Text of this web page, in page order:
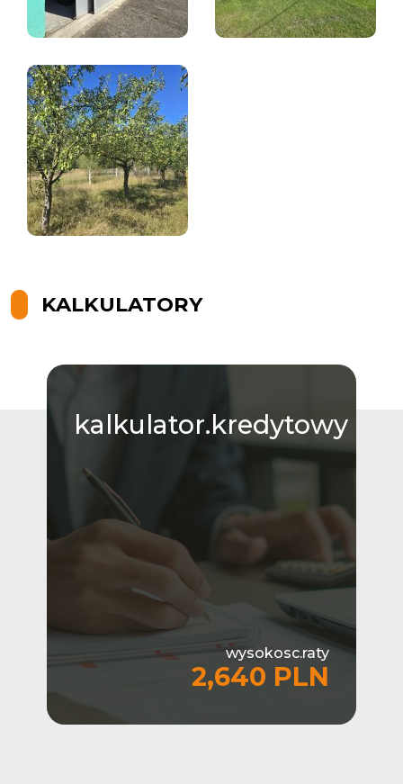
KALKULATORY
kalkulator.kredytowy
wysokosc.raty
2,640 PLN